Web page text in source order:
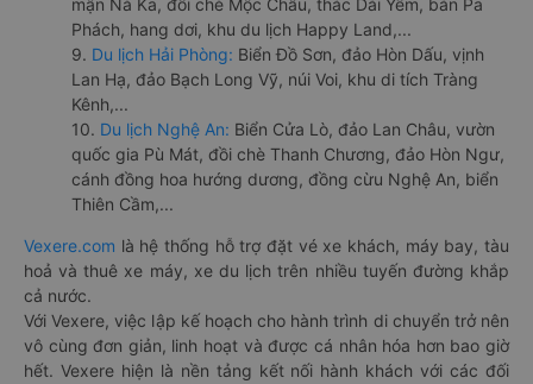
mận Nà Ka, đồi chè Mộc Châu, thác Dải Yếm, bản Pa
Phách, hang dơi, khu du lịch Happy Land,...
9. Du lịch Hải Phòng: Biển Đồ Sơn, đảo Hòn Dấu, vịnh
Lan Hạ, đảo Bạch Long Vỹ, núi Voi, khu di tích Tràng
Kênh,...
10. Du lịch Nghệ An: Biển Cửa Lò, đảo Lan Châu, vườn
quốc gia Pù Mát, đồi chè Thanh Chương, đảo Hòn Ngư,
cánh đồng hoa hướng dương, đồng cừu Nghệ An, biển
Thiên Cầm,...
Vexere.com là hệ thống hỗ trợ đặt vé xe khách, máy bay, tàu
hoả và thuê xe máy, xe du lịch trên nhiều tuyến đường khắp
cả nước.
Với Vexere, việc lập kế hoạch cho hành trình di chuyển trở nên
vô cùng đơn giản, linh hoạt và được cá nhân hóa hơn bao giờ
hết. Vexere hiện là nền tảng kết nối hành khách với các đối